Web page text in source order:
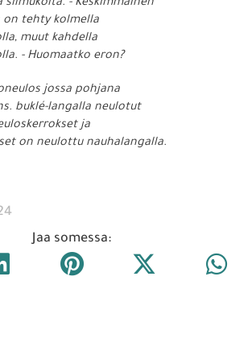
silmukoita. - Keskimmäinen
on tehty kolmella
muut kahdella
- Huomaatko eron?
jossa pohjana
buklé-langalla neulotut
ja
on neulottu nauhalangalla.
Jaa somessa: